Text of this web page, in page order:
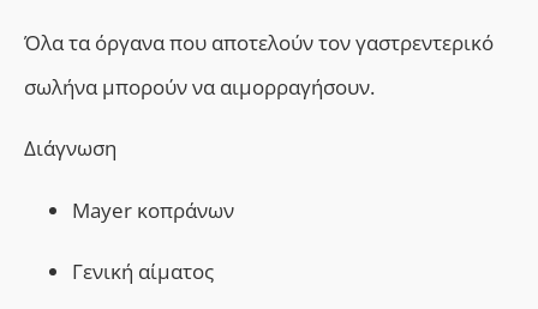
Όλα τα όργανα που αποτελούν τον γαστρεντερικό
σωλήνα μπορούν να αιμορραγήσουν.
Διάγνωση
Mayer κοπράνων
Γενική αίματος